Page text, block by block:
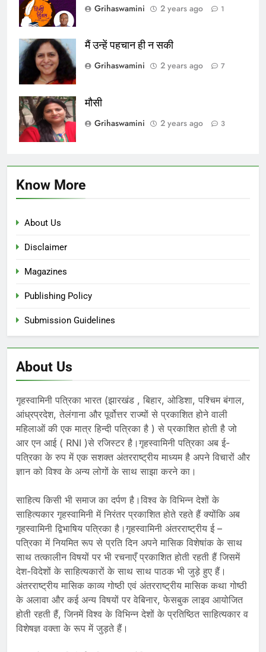
Grihaswamini
2 years ago 1
मैं उन्हें पहचान ही न सकी
Grihaswamini
2 years ago 7
मौसी
Grihaswamini
2 years ago 3
Know More
About Us
Disclaimer
Magazines
Publishing Policy
Submission Guidelines
About Us
गृहस्वामिनी पत्रिका भारत (झारखंड , बिहार, ओडिशा, पश्चिम बंगाल,
आंध्रप्रदेश, तेलंगाना और पूर्वोत्तर राज्यों से प्रकाशित होने वाली
महिलाओं की एक मात्र हिन्दी पत्रिका है ) से प्रकाशित होती है जो
आर एन आई ( RNI )से रजिस्टर है।गृहस्वामिनी पत्रिका अब ई-
पत्रिका के रुप में एक सशक्त अंतरराष्ट्रीय माध्यम है अपने विचारों और
ज्ञान को विश्व के अन्य लोगों के साथ साझा करने का।
साहित्य किसी भी समाज का दर्पण है।विश्व के विभिन्न देशों के
साहित्यकार गृहस्वामिनी में निरंतर प्रकाशित होते रहते हैं क्योंकि अब
गृहस्वामिनी द्विभाषिय पत्रिका है।गृहस्वामिनी अंतरराष्ट्रीय ई –
पत्रिका में नियमित रूप से प्रति दिन अपने मासिक विशेषांक के साथ
साथ तत्कालीन विषयों पर भी रचनाएँ प्रकाशित होती रहती हैं जिसमें
देश-विदेशों के साहित्यकारों के साथ साथ पाठक भी जुड़े हुए हैं।
अंतरराष्ट्रीय मासिक काव्य गोष्ठी एवं अंतरराष्ट्रीय मासिक कथा गोष्ठी
के अलावा और कई अन्य विषयों पर वेबिनार, फेसबुक लाइव आयोजित
होती रहती हैं, जिनमें विश्व के विभिन्न देशों के प्रतिष्ठित साहित्यकार व
विशेषज्ञ वक्ता के रूप में जुड़ते हैं।